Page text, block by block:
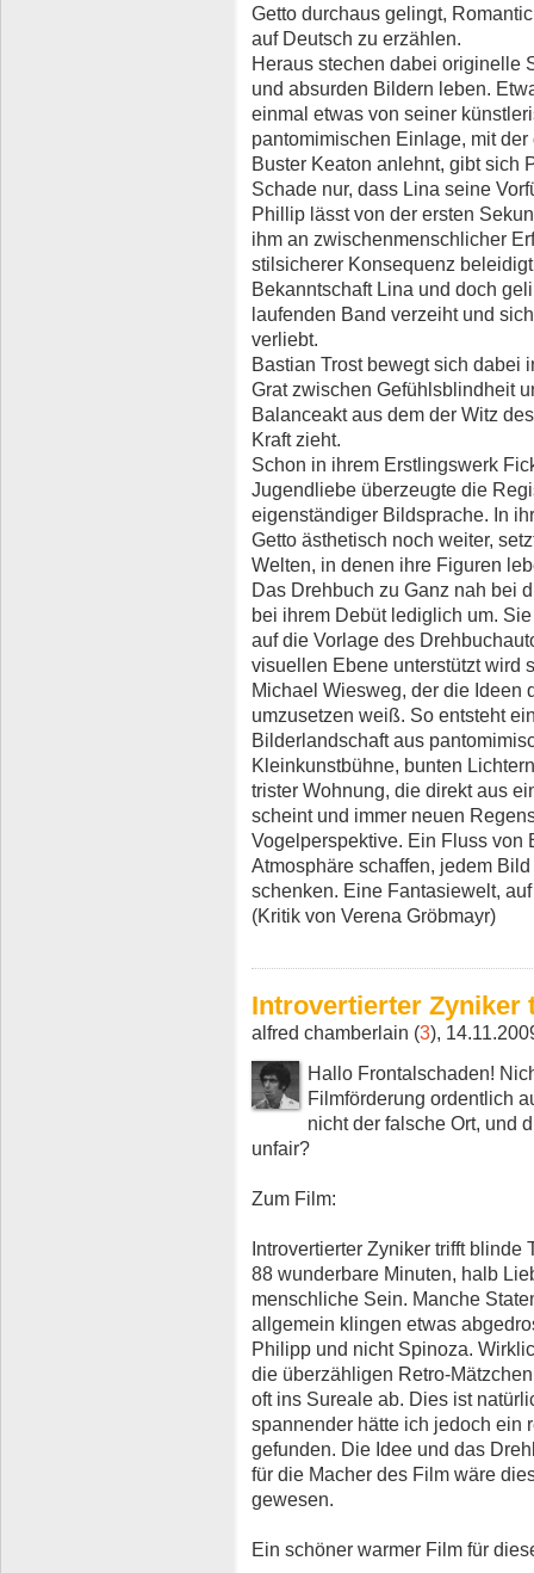
Getto durchaus gelingt,
auf Deutsch zu erzählen.
Heraus stechen dabei originelle
und absurden Bildern leben.
einmal etwas von seiner
pantomimischen Einlage, mit
Buster Keaton anlehnt, gibt sich
Schade nur, dass Lina seine
Phillip lässt von der ersten
ihm an zwischenmenschlicher
stilsicherer Konsequenz
Bekanntschaft Lina und doch
laufenden Band verzeiht und
verliebt.
Bastian Trost bewegt sich dabei
Grat zwischen Gefühlsblindheit
Balanceakt aus dem der Witz
Kraft zieht.
Schon in ihrem Erstlingswerk
Jugendliebe überzeugte die
eigenständiger Bildsprache. In
Getto ästhetisch noch weiter,
Welten, in denen ihre Figuren
Das Drehbuch zu Ganz nah bei
bei ihrem Debüt lediglich um.
auf die Vorlage des
visuellen Ebene unterstützt wird
Michael Wiesweg, der die Ideen
umzusetzen weiß. So entsteht
Bilderlandschaft aus
Kleinkunstbühne, bunten
trister Wohnung, die direkt aus
scheint und immer neuen
Vogelperspektive. Ein Fluss von
Atmosphäre schaffen, jedem
schenken. Eine Fantasiewelt,
(Kritik von Verena Gröbmayr)
Introvertierter Zyniker
alfred chamberlain (3),
Hallo Frontalschaden!
Filmförderung ordentlich
nicht der falsche Ort, und
unfair?
Zum Film:
Introvertierter Zyniker trifft blinde
88 wunderbare Minuten, halb
menschliche Sein. Manche
allgemein klingen etwas
Philipp und nicht Spinoza.
die überzähligen Retro-
oft ins Sureale ab. Dies ist
spannender hätte ich jedoch ein
gefunden. Die Idee und das
für die Macher des Film wäre
gewesen.
Ein schöner warmer Film für